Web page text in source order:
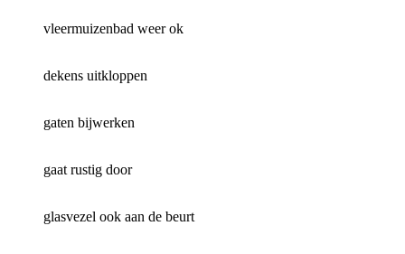
vleermuizenbad weer ok
dekens uitkloppen
gaten bijwerken
gaat rustig door
glasvezel ook aan de beurt